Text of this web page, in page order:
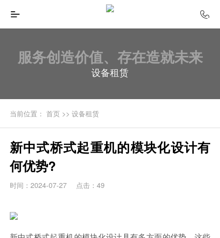
服务创造价值、存在造就未来
设备租赁
当前位置： 首页>> 设备租赁
新中式桥式起重机的模块化设计有
何优势?
时间：2024-07-27 点击：49